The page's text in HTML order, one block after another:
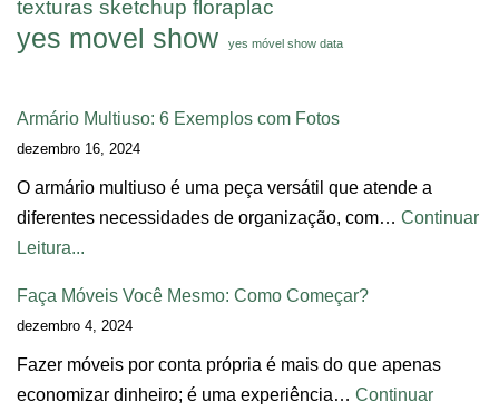
texturas sketchup floraplac
yes movel show yes móvel show data
Armário Multiuso: 6 Exemplos com Fotos
dezembro 16, 2024
O armário multiuso é uma peça versátil que atende a
diferentes necessidades de organização, com… Continuar
Leitura...
Faça Móveis Você Mesmo: Como Começar?
dezembro 4, 2024
Fazer móveis por conta própria é mais do que apenas
economizar dinheiro; é uma experiência… Continuar